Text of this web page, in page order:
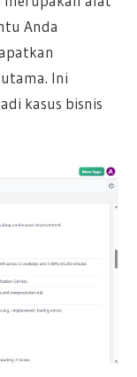
Anda
Ini
kasus bisnis